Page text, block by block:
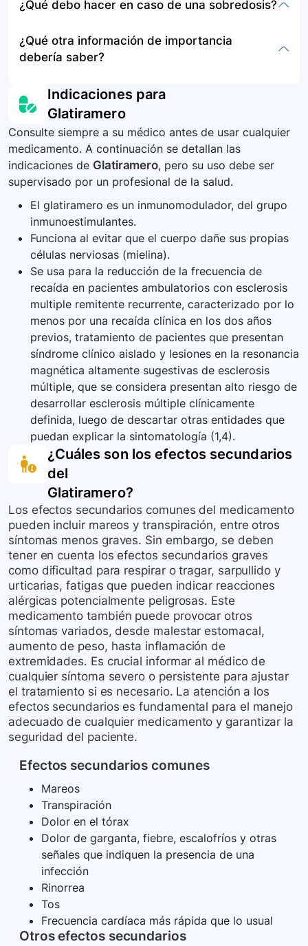
dificultad para respirar, urticaria, o dolor intenso
secundarios severos, contacte a su médico
inmediatamente.
etiqueta del medicamento. Las jeringas usadas
perforaciones. Consulte a su médico o
farmacéutico sobre cómo desechar
¿Qué debo hacer en caso de una sobredosis?
de urgencia inmediatamente.
¿Qué otra información de importancia
debería saber?
haber recibido la formación adecuada para
administrar el medicamento. Mantenga un
registro de los lugares donde ha inyectado el
medicamento para evitar repetir las zonas
demasiado pronto.
Indicaciones para
Glatiramero
Consulte siempre a su médico antes de usar cualquier
medicamento. A continuación se detallan las
indicaciones de Glatiramero, pero su uso debe ser
supervisado por un profesional de la salud.
El glatiramero es un inmunomodulador, del grupo
inmunoestimulantes.
Funciona al evitar que el cuerpo dañe sus propias
células nerviosas (mielina).
Se usa para la reducción de la frecuencia de
recaída en pacientes ambulatorios con esclerosis
multiple remitente recurrente, caracterizado por lo
menos por una recaída clínica en los dos años
previos, tratamiento de pacientes que presentan
síndrome clínico aislado y lesiones en la resonancia
magnética altamente sugestivas de esclerosis
múltiple, que se considera presentan alto riesgo de
desarrollar esclerosis múltiple clínicamente
definida, luego de descartar otras entidades que
puedan explicar la sintomatología (1,4).
¿Cuáles son los efectos secundarios
del
Glatiramero?
Los efectos secundarios comunes del medicamento
pueden incluir mareos y transpiración, entre otros
síntomas menos graves. Sin embargo, se deben
tener en cuenta los efectos secundarios graves
como dificultad para respirar o tragar, sarpullido y
urticarias, fatigas que pueden indicar reacciones
alérgicas potencialmente peligrosas. Este
medicamento también puede provocar otros
síntomas variados, desde malestar estomacal,
aumento de peso, hasta inflamación de
extremidades. Es crucial informar al médico de
cualquier síntoma severo o persistente para ajustar
el tratamiento si es necesario. La atención a los
efectos secundarios es fundamental para el manejo
adecuado de cualquier medicamento y garantizar la
seguridad del paciente.
Efectos secundarios comunes
Mareos
Transpiración
Dolor en el tórax
Dolor de garganta, fiebre, escalofríos y otras
señales que indiquen la presencia de una
infección
Rinorrea
Tos
Frecuencia cardíaca más rápida que lo usual
Otros efectos secundarios